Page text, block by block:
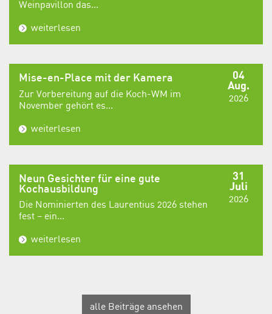
Weinpavillon das...
weiterlesen
04
Aug.
2026
Mise-en-Place mit der Kamera
Zur Vorbereitung auf die Koch-WM im
November gehört es...
weiterlesen
31
Juli
2026
Neun Gesichter für eine gute
Kochausbildung
Die Nominierten des Laurentius 2026 stehen
fest – ein...
weiterlesen
alle Beiträge ansehen